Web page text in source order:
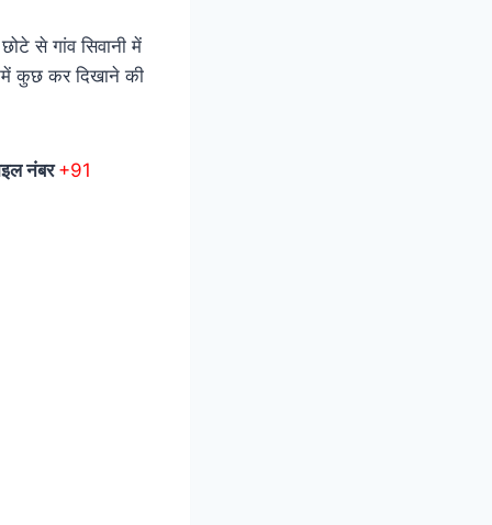
से गांव सिवानी में
कुछ कर दिखाने की
नंबर+91